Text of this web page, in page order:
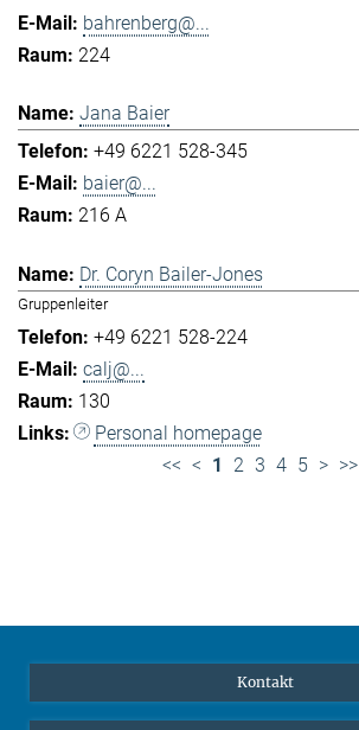
bahrenberg@...
224
Jana Baier
+49 6221 528-345
baier@...
216 A
Dr. Coryn Bailer-Jones
Gruppenleiter
+49 6221 528-224
calj@...
130
Personal homepage
<< < 1 2 3 4 5 > >>
Kontakt